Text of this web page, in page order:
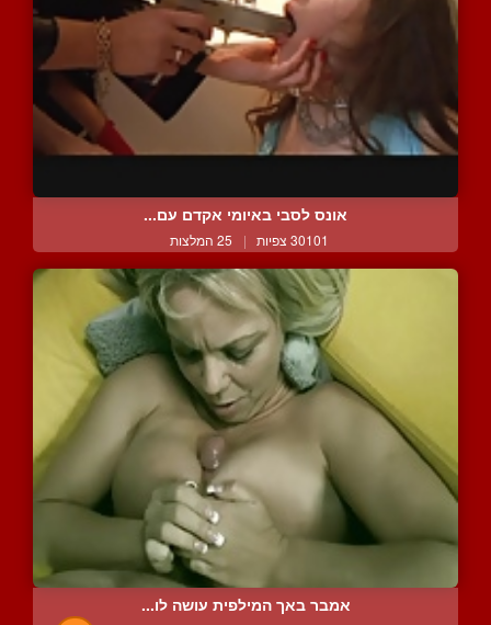
אונס לסבי באיומי אקדם עם...
30101 צפיות | 25 המלצות
אמבר באך המילפית עושה לו...